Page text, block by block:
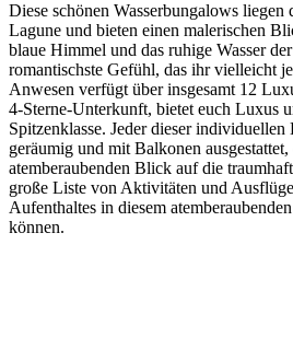
Diese schönen Wasserbungalows liegen
Lagune und bieten einen malerischen
blaue Himmel und das ruhige Wasser
romantischste Gefühl, das ihr vielleicht
Anwesen verfügt über insgesamt 12
4-Sterne-Unterkunft, bietet euch Luxus
Spitzenklasse. Jeder dieser
geräumig und mit Balkonen ausgestattet,
atemberaubenden Blick auf die
große Liste von Aktivitäten und
Aufenthaltes in diesem
können.